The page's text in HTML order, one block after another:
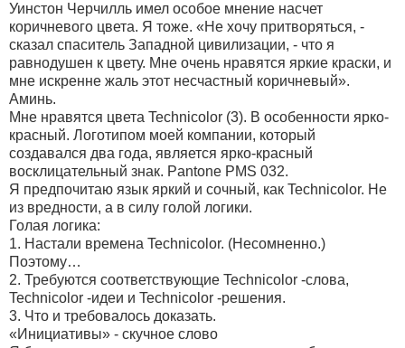
Уинстон Черчилль имел особое мнение насчет
коричневого цвета. Я тоже. «Не хочу притворяться, -
сказал спаситель Западной цивилизации, - что я
равнодушен к цвету. Мне очень нравятся яркие краски, и
мне искренне жаль этот несчастный коричневый».
Аминь.
Мне нравятся цвета Technicolor (3). В особенности ярко-
красный. Логотипом моей компании, который
создавался два года, является ярко-красный
восклицательный знак. Pantone PMS 032.
Я предпочитаю язык яркий и сочный, как Technicolor. Не
из вредности, а в силу голой логики.
Голая логика:
1. Настали времена Technicolor. (Несомненно.)
Поэтому…
2. Требуются соответствующие Technicolor -слова,
Technicolor -идеи и Technicolor -решения.
3. Что и требовалось доказать.
«Инициативы» - скучное слово